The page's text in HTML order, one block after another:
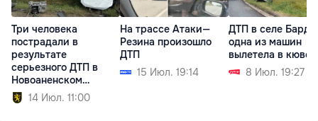
Три человека
пострадали в
результате
серьезного ДТП в
Новоаненском
районе14 Июл. 11:00
На трассе Атаки—
Резина произошло
ДТП
15 Июл. 19:14
ДТП в селе
одна из машин
вылетела в кювет
8 Июл. 19:27